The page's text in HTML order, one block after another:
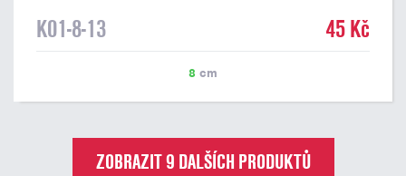
K01-8-13 45 Kč
8 cm
ZOBRAZIT 9 DALŠÍCH PRODUKTŮ